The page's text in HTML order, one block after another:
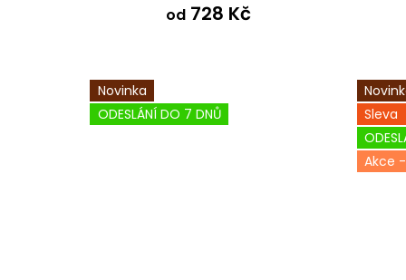
od 728 Kč
Novinka
ODESLÁNÍ DO 7 DNŮ
Sleva